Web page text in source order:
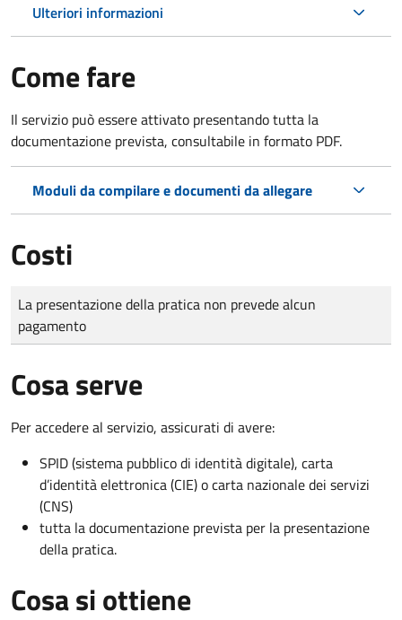
Ulteriori informazioni
Come fare
Il servizio può essere attivato presentando tutta la
documentazione prevista, consultabile in formato PDF.
Moduli da compilare e documenti da allegare
Costi
Tipo di pagamento
Importo
La presentazione della pratica non prevede alcun
pagamento
Cosa serve
Per accedere al servizio, assicurati di avere:
SPID (sistema pubblico di identità digitale), carta
d’identità elettronica (CIE) o carta nazionale dei servizi
(CNS)
tutta la documentazione prevista per la presentazione
della pratica.
Cosa si ottiene